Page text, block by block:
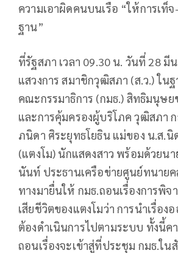
ความเอาผิดคนบนเรือ “ให้การเท็
ฐาน”
ที่รัฐสภา เวลา 09.30 น. วันที่ 28 มี
แสวงการ สมาชิกวุฒิสภา (ส.ว.) ใน
คณะกรรมาธิการ (กมธ.) สิทธิมนุษ
และการคุ้มครองผู้บริโภค วุฒิสภา
ภนิดา ศิระยุทธโยธิน แม่ของ น.ส.
(แตงโม) นักแสดงสาว พร้อมด้วยน
นันท์ ประธานเครือข่ายศูนย์ทนาย
ทางมายื่นให้ กมธ.ถอนเรื่องการพิจ
เสียชีวิตของแตงโมว่า การนำเรื่อง
ต้องดำเนินการไปตามระบบ ทั้งนี้ค
ถอนเรื่องจะเข้าสู่ที่ประชุม กมธ.ใ